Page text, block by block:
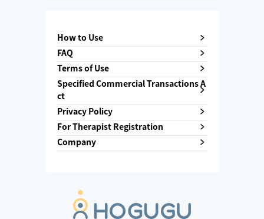
How to Use
FAQ
Terms of Use
Specified Commercial Transactions A
ct
Privacy Policy
For Therapist Registration
Company